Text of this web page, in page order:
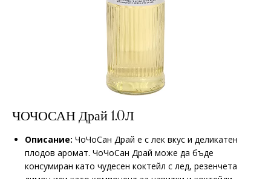
ЧОЧОСАН Драй 1.0Л
Описание: ЧоЧоСан Драй е с лек вкус и деликатен
плодов аромат. ЧоЧоСан Драй може да бъде
консумиран като чудесен коктейл с лед, резенчета